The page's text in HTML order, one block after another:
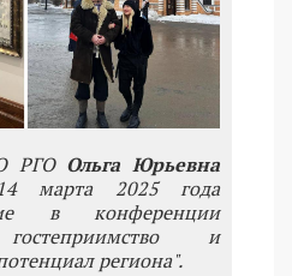
РГО Ольга Юрьевна
марта 2025 года
в конференции
гостеприимство и
региона".